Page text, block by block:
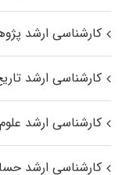
کارشناسی ارشد
کارشناسی ارشد
کارشناسی ارشد
کارشناسی ارشد